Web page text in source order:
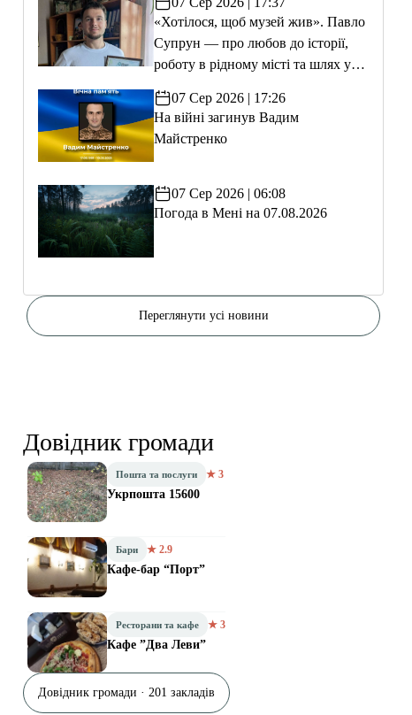
«Хотілося, щоб музей жив». Павло
Супрун — про любов до історії,
роботу в рідному місті та шлях у
07 Сер 2026 | 17:26
На війні загинув Вадим
Майстренко
07 Сер 2026 | 06:08
Погода в Мені на 07.08.2026
Переглянути усі новини
Довідник громади
Пошта та послуги ★ 3
Укрпошта 15600
Бари ★ 2.9
Кафе-бар “Порт”
Ресторани та кафе ★ 3
Кафе ”Два Леви”
Довідник громади · 201 закладів